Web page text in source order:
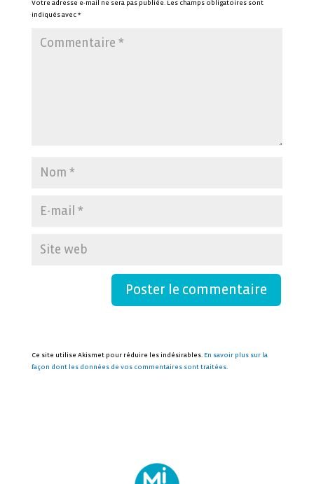
Votre adresse e-mail ne sera pas publiée. Les champs obligatoires sont
indiqués avec*
Ce site utilise Akismet pour réduire les indésirables. En savoir plus sur la
façon dont les données de vos commentaires sont traitées.